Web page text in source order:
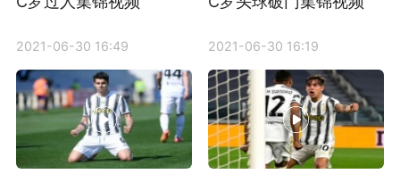
2021-06-30 16:49 2021-06-30 16:19